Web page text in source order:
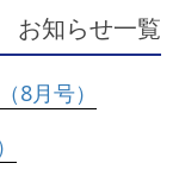
お知らせ一覧
8月号）